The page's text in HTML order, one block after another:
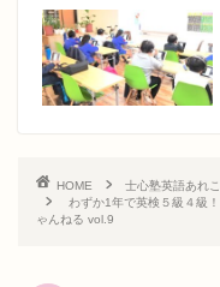
HOME
士心塾英語あれ
わずか1年で英検５級４級
ゃんねる vol.9